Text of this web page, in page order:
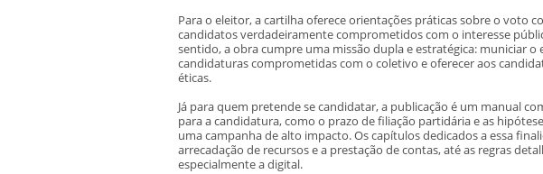
Para o eleitor, a cartilha oferece orientações práticas sobre o voto
candidatos verdadeiramente comprometidos com o interesse
sentido, a obra cumpre uma missão dupla e estratégica: municiar
candidaturas comprometidas com o coletivo e oferecer aos
éticas.
Já para quem pretende se candidatar, a publicação é um manual
para a candidatura, como o prazo de filiação partidária e as
uma campanha de alto impacto. Os capítulos dedicados a essa
arrecadação de recursos e a prestação de contas, até as regras
especialmente a digital.